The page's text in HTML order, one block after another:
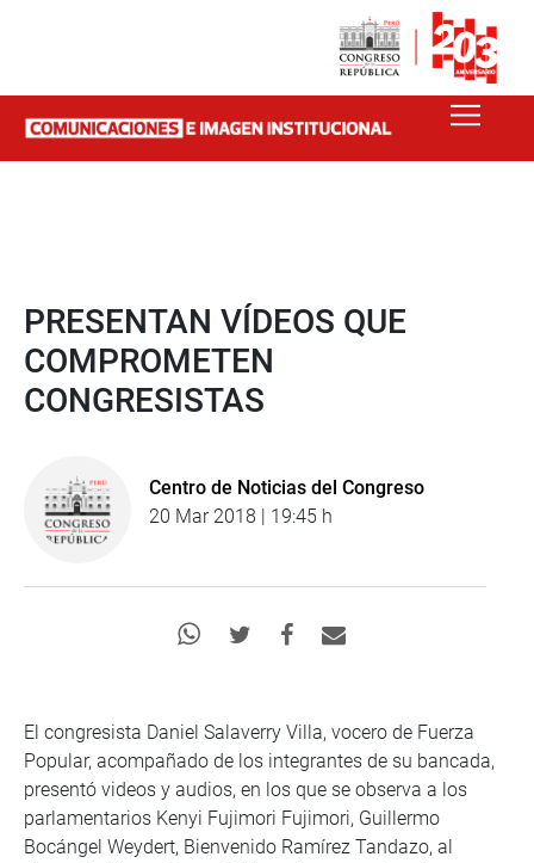
PRESENTAN VÍDEOS QUE
COMPROMETEN
CONGRESISTAS
Centro de Noticias del Congreso
20 Mar 2018 | 19:45 h
El congresista Daniel Salaverry Villa, vocero de Fuerza
Popular, acompañado de los integrantes de su bancada,
presentó videos y audios, en los que se observa a los
parlamentarios Kenyi Fujimori Fujimori, Guillermo
Bocángel Weydert, Bienvenido Ramírez Tandazo, al